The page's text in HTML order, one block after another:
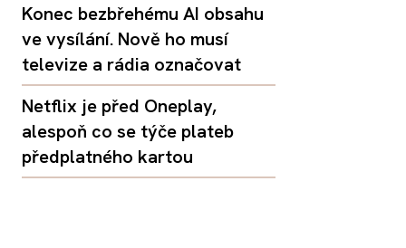
Konec bezbřehému AI obsahu
ve vysílání. Nově ho musí
televize a rádia označovat
Netflix je před Oneplay,
alespoň co se týče plateb
předplatného kartou